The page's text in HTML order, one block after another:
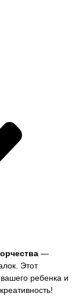
—
Этот
ребенка и